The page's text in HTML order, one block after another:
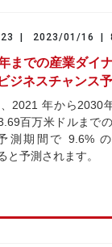
| 2023/01/16 |
までの産業ダイ
ジネスチャンス
2021 年から2030
百万米ドルまで
測期間で 9.6%
と予測されます。